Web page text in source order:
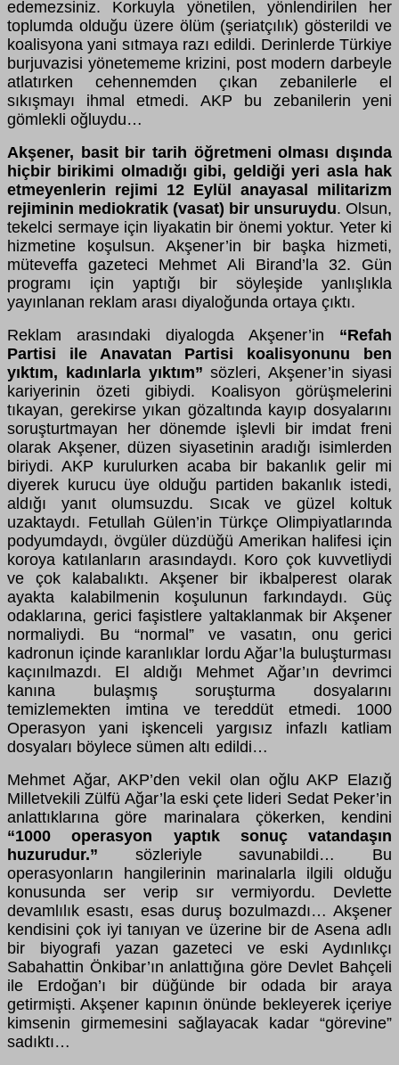
edemezsiniz. Korkuyla yönetilen, yönlendirilen her
toplumda olduğu üzere ölüm (şeriatçılık) gösterildi ve
koalisyona yani sıtmaya razı edildi. Derinlerde Türkiye
burjuvazisi yönetememe krizini, post modern darbeyle
atlatırken cehennemden çıkan zebanilerle el
sıkışmayı ihmal etmedi. AKP bu zebanilerin yeni
gömlekli oğluydu…
Akşener, basit bir tarih öğretmeni olması dışında
hiçbir birikimi olmadığı gibi, geldiği yeri asla hak
etmeyenlerin rejimi 12 Eylül anayasal militarizm
rejiminin mediokratik (vasat) bir unsuruydu. Olsun,
tekelci sermaye için liyakatin bir önemi yoktur. Yeter ki
hizmetine koşulsun. Akşener’in bir başka hizmeti,
müteveffa gazeteci Mehmet Ali Birand’la 32. Gün
programı için yaptığı bir söyleşide yanlışlıkla
yayınlanan reklam arası diyaloğunda ortaya çıktı.
Reklam arasındaki diyalogda
Akşener’in “Refah
Partisi ile Anavatan Partisi koalisyonunu ben
yıktım, kadınlarla yıktım” sözleri, Akşener’in siyasi
kariyerinin özeti gibiydi. Koalisyon görüşmelerini
tıkayan, gerekirse yıkan gözaltında kayıp dosyalarını
soruşturtmayan her dönemde işlevli bir imdat freni
olarak Akşener, düzen siyasetinin aradığı isimlerden
biriydi. AKP kurulurken acaba bir bakanlık gelir mi
diyerek kurucu üye olduğu partiden bakanlık istedi,
aldığı yanıt olumsuzdu. Sıcak ve güzel koltuk
uzaktaydı. Fetullah Gülen’in Türkçe Olimpiyatlarında
podyumdaydı, övgüler düzdüğü Amerikan halifesi için
koroya katılanların arasındaydı. Koro çok kuvvetliydi
ve çok kalabalıktı. Akşener bir ikbalperest olarak
ayakta kalabilmenin koşulunun farkındaydı. Güç
odaklarına, gerici faşistlere yaltaklanmak bir Akşener
normaliydi. Bu “normal” ve vasatın, onu gerici
kadronun içinde karanlıklar lordu Ağar’la buluşturması
kaçınılmazdı. El aldığı Mehmet Ağar’ın devrimci
kanına bulaşmış soruşturma dosyalarını
temizlemekten imtina ve tereddüt etmedi. 1000
Operasyon yani işkenceli yargısız infazlı katliam
dosyaları böylece sümen altı edildi…
Mehmet Ağar, AKP’den vekil olan oğlu AKP Elazığ
Milletvekili Zülfü Ağar’la eski çete lideri Sedat Peker’in
anlattıklarına göre marinalara çökerken, kendini
“1000 operasyon yaptık sonuç vatandaşın
huzurudur.” sözleriyle savunabildi… Bu
operasyonların hangilerinin marinalarla ilgili olduğu
konusunda ser verip sır vermiyordu. Devlette
devamlılık esastı, esas duruş bozulmazdı… Akşener
kendisini çok iyi tanıyan ve üzerine bir de Asena adlı
bir biyografi yazan gazeteci ve eski Aydınlıkçı
Sabahattin Önkibar’ın anlattığına göre Devlet Bahçeli
ile Erdoğan’ı bir düğünde bir odada bir araya
getirmişti. Akşener kapının önünde bekleyerek içeriye
kimsenin girmemesini sağlayacak kadar “görevine”
sadıktı…